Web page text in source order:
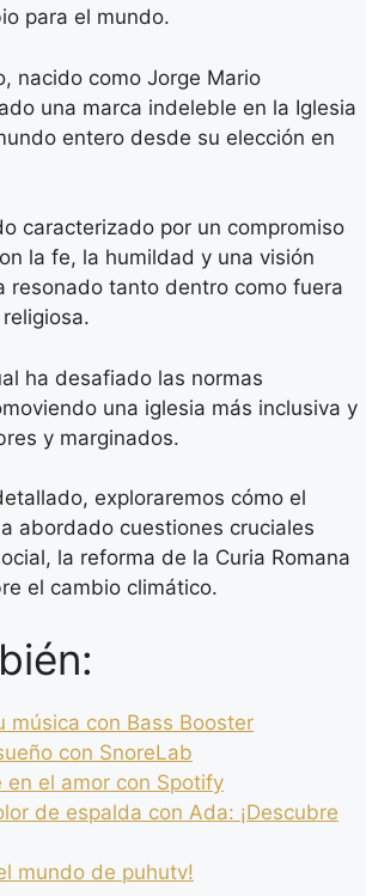
para el mundo.
nacido como Jorge Mario
una marca indeleble en la Iglesia
entero desde su elección en
caracterizado por un compromiso
la fe, la humildad y una visión
resonado tanto dentro como fuera
ha desafiado las normas
una iglesia más inclusiva y
y marginados.
exploraremos cómo el
abordado cuestiones cruciales
la reforma de la Curia Romana
el cambio climático.
música con Bass Booster
con SnoreLab
en el amor con Spotify
de espalda con Ada: ¡Descubre
mundo de puhutv!